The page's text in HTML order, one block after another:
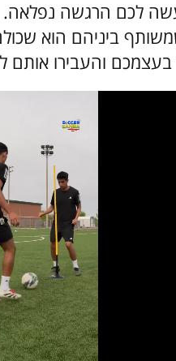
ביניהם הוא
בעצמכם והעבירו